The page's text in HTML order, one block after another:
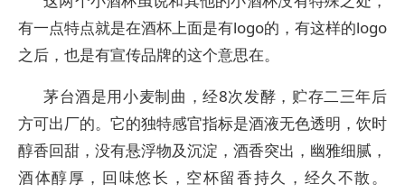
有一点特点就是在酒杯上面是有logo的，有这样的logo
之后，也是有宣传品牌的这个意思在。
茅台酒是用小麦制曲，经8次发酵，贮存二三年后
方可出厂的。它的独特感官指标是酒液无色透明，饮时
醇香回甜，没有悬浮物及沉淀，酒香突出，幽雅细腻，
酒体醇厚，回味悠长，空杯留香持久，经久不散。